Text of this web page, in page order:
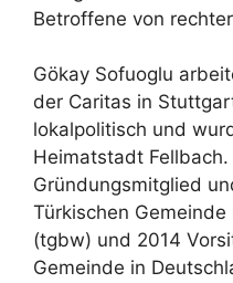
Betroffene von rechter
Gökay Sofuoglu
der Caritas in
lokalpolitisch und
Heimatstadt
Gründungsmitglied
Türkischen
(tgbw) und 2014
Gemeinde in